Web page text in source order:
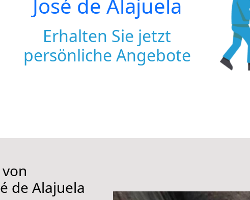
José de Alajuela
Erhalten Sie jetzt
persönliche Angebote
de Alajuela